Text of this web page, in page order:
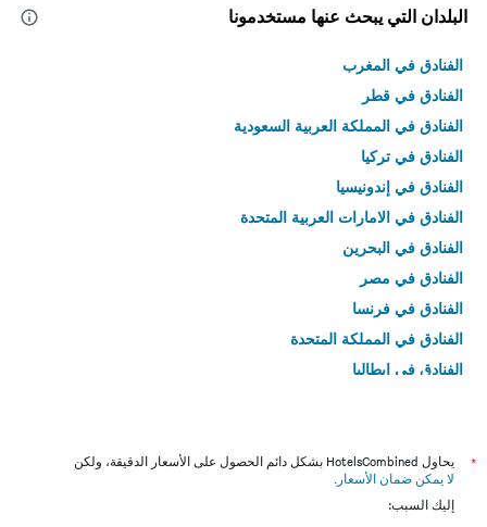
البلدان التي يبحث عنها مستخدمونا
الفنادق في المغرب
الفنادق في قطر
الفنادق في المملكة العربية السعودية
الفنادق في تركيا
الفنادق في إندونيسيا
الفنادق في الامارات العربية المتحدة
الفنادق في البحرين
الفنادق في مصر
الفنادق في فرنسا
الفنادق في المملكة المتحدة
الفنادق في إيطاليا
*
يحاول HotelsCombined بشكل دائم الحصول على الأسعار الدقيقة، ولكن
لا يمكن ضمان الأسعار .
إليك السبب: